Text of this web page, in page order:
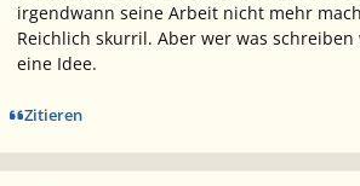
irgendwann seine Arbeit nicht mehr
Reichlich skurril. Aber wer was
eine Idee.
Zitieren